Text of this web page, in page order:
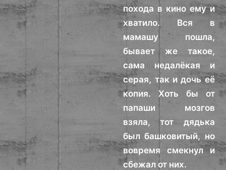
похода в кино ему и
хватило. Вся в
мамашу пошла,
бывает же такое,
сама недалёкая и
серая, так и дочь её
копия. Хоть бы от
папаши мозгов
взяла, тот дядька
был башковитый, но
вовремя смекнул и
сбежал от них.